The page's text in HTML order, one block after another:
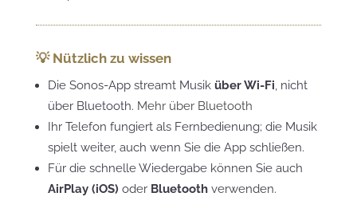
💡 Nützlich zu wissen
Die Sonos-App streamt Musik über Wi-Fi, nicht
über Bluetooth. Mehr über Bluetooth
Ihr Telefon fungiert als Fernbedienung; die Musik
spielt weiter, auch wenn Sie die App schließen.
Für die schnelle Wiedergabe können Sie auch
AirPlay (iOS) oder Bluetoothverwenden.